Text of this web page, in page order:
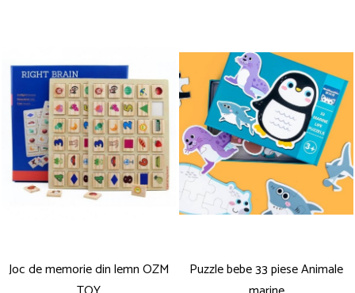
Joc de memorie din lemn OZM
Puzzle bebe 33 piese Animale